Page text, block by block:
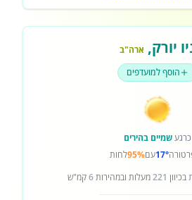
יורק, ארה"ב
הוסף למועדפים
כרגעשמיים בהירים
17°עם95%לחות
בכיוון 221מעלות ובמהירות6קמ"ש